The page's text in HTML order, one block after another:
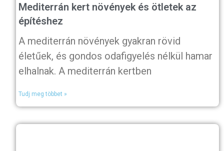
Mediterrán kert növények és ötletek az
építéshez
A mediterrán növények gyakran rövid
életűek, és gondos odafigyelés nélkül hamar
elhalnak. A mediterrán kertben
Tudj meg többet »